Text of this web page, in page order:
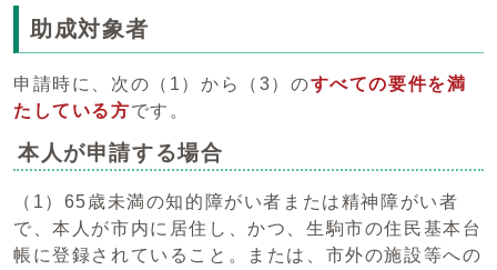
助成対象者
申請時に、次の（1）から（3）のすべての要件を満
たしている方です。
本人が申請する場合
（1）65歳未満の知的障がい者または精神障がい者
で、本人が市内に居住し、かつ、生駒市の住民基本台
帳に登録されていること。または、市外の施設等への